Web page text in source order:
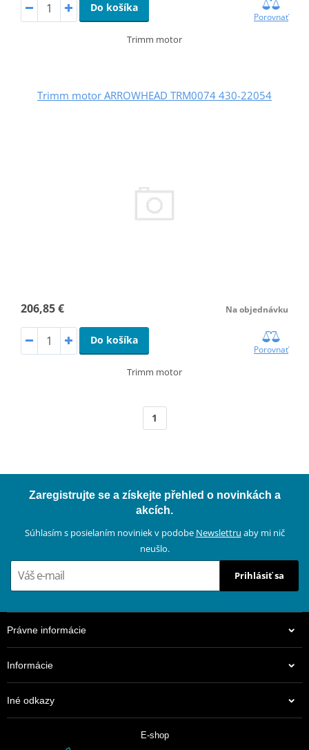
Do košíka
Porovnať
Trimm motor
Trimm motor ARROWHEAD TRM0074 430-22054
206,85 € Na objednávku
Do košíka
Porovnať
Trimm motor
1
Zaregistrujte se a získejte přehled o novinkách a
akcích.
Súhlasím s posielaním noviniek v podobe Newslettru aby mi nič
neušlo.
Prihlásiť sa
Právne informácie
Informácie
Iné odkazy
E-shop